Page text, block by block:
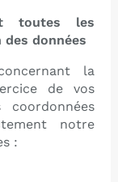
toutes les
données
la
de vos
notre
: